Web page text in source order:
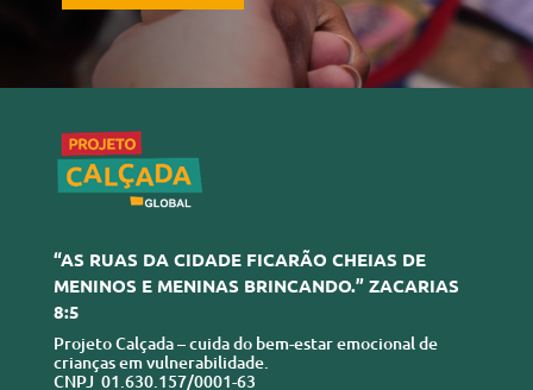
“AS RUAS DA CIDADE FICARÃO CHEIAS DE
MENINOS E MENINAS BRINCANDO.” ZACARIAS
8:5
Projeto Calçada – cuida do bem-estar emocional de
crianças em vulnerabilidade.
CNPJ 01.630.157/0001-63